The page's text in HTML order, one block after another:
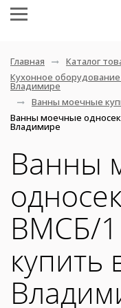
Главная
Каталог
Кухонное
Владимире
Ванны моечные
Ванны моечные
Владимире
Ванны
ВМСБ/1
купить